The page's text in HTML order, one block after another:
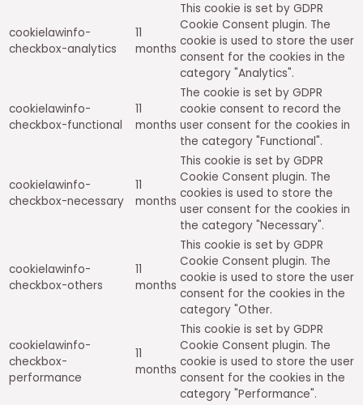
cookielawinfo-
checkbox-analytics
11
months
This cookie is set by GDPR
Cookie Consent plugin. The
cookie is used to store the user
consent for the cookies in the
category "Analytics".
cookielawinfo-
checkbox-functional
11
months
The cookie is set by GDPR
cookie consent to record the
user consent for the cookies in
the category "Functional".
cookielawinfo-
checkbox-necessary
11
months
This cookie is set by GDPR
Cookie Consent plugin. The
cookies is used to store the
user consent for the cookies in
the category "Necessary".
cookielawinfo-
checkbox-others
11
months
This cookie is set by GDPR
Cookie Consent plugin. The
cookie is used to store the user
consent for the cookies in the
category "Other.
cookielawinfo-
checkbox-
performance
11
months
This cookie is set by GDPR
Cookie Consent plugin. The
cookie is used to store the user
consent for the cookies in the
category "Performance".